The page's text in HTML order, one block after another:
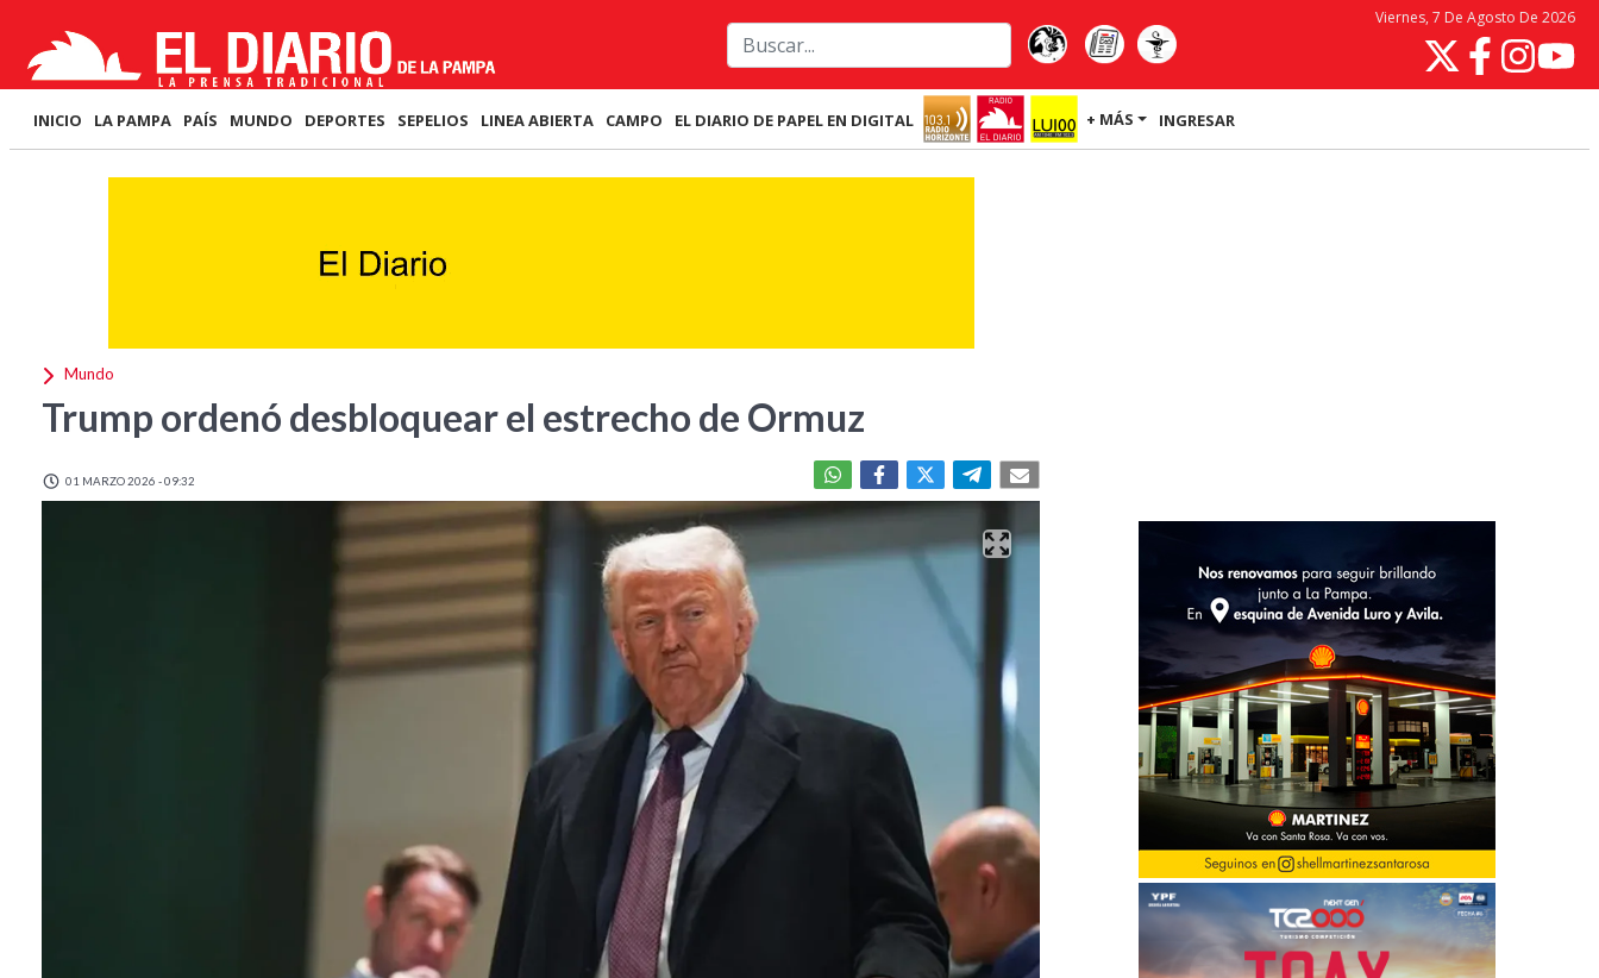
Viernes, 7 De Agosto De 2026
INICIO LA PAMPA PAÍS MUNDO DEPORTES SEPELIOS LINEA ABIERTA CAMPO EL DIARIO DE PAPEL EN DIGITAL + MÁS INGRESAR
Mundo
Trump ordenó desbloquear el estrecho de Ormuz
01 MARZO 2026 - 09:32